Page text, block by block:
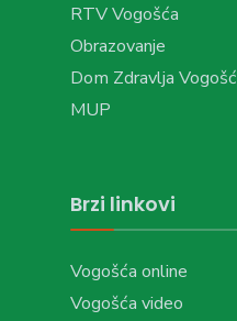
RTV Vogošća
Obrazovanje
Dom Zdravlja
MUP
Brzi linkovi
Vogošća online
Vogošća video